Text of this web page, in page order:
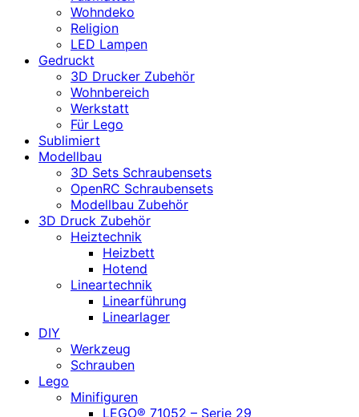
Wohndeko
Religion
LED Lampen
Gedruckt
3D Drucker Zubehör
Wohnbereich
Werkstatt
Für Lego
Sublimiert
Modellbau
3D Sets Schraubensets
OpenRC Schraubensets
Modellbau Zubehör
3D Druck Zubehör
Heiztechnik
Heizbett
Hotend
Lineartechnik
Linearführung
Linearlager
DIY
Werkzeug
Schrauben
Lego
Minifiguren
LEGO® 71052 – Serie 29